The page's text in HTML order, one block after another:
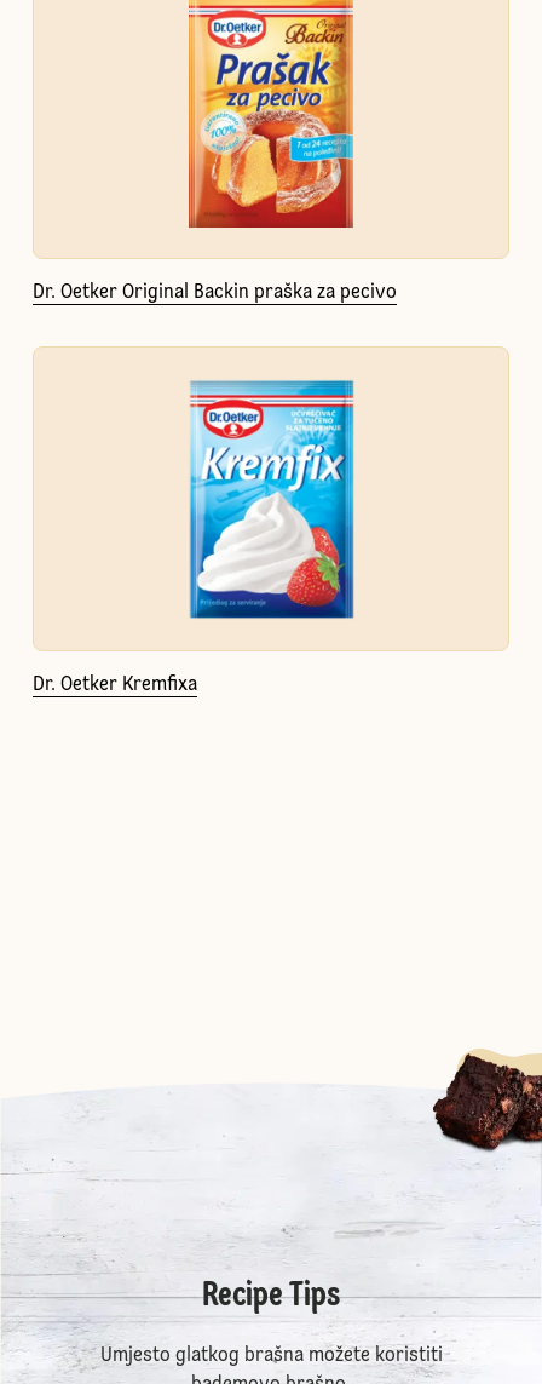
Dr. Oetker Original Backin praška za pecivo
Dr. Oetker Kremfixa
Recipe Tips
Umjesto glatkog brašna možete koristiti